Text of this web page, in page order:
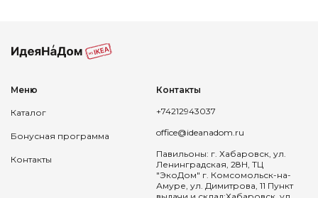
Меню
Каталог
Бонусная программа
Контакты
Контакты
+74212943037
office@ideanadom.ru
Павильоны: г. Хабаровск, ул.
Ленинградская, 28Н, ТЦ
"ЭкоДом" г. Комсомольск-на-
Амуре, ул. Димитрова, 11 Пункт